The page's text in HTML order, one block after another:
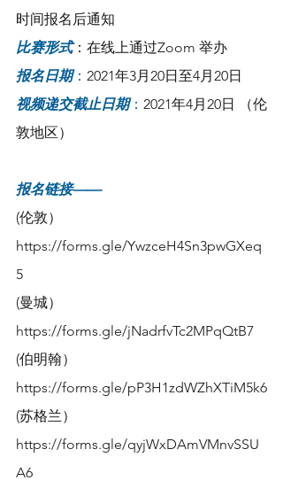
时间报名后通知
比赛形式：在线上通过Zoom 举办
报名日期： 2021年3月20日至4月20日
视频递交截止日期： 2021年4月20日 （伦
敦地区）
报名链接——
(伦敦）
https://forms.gle/YwzceH4Sn3pwGXeq
5
(曼城）
https://forms.gle/jNadrfvTc2MPqQtB7
(伯明翰）
https://forms.gle/pP3H1zdWZhXTiM5k6
(苏格兰）
https://forms.gle/qyjWxDAmVMnvSSU
A6